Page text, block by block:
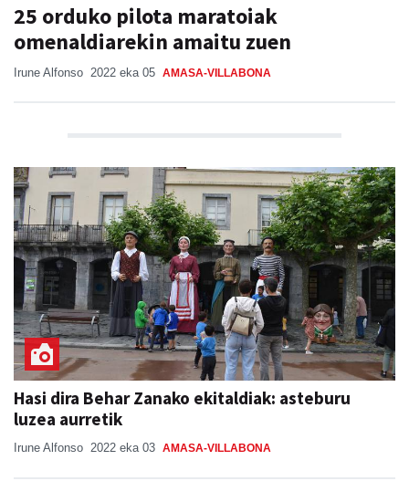
25 orduko pilota maratoiak
omenaldiarekin amaitu zuen
Irune Alfonso 2022 eka 05 AMASA-VILLABONA
Hasi dira Behar Zanako ekitaldiak: asteburu
luzea aurretik
Irune Alfonso 2022 eka 03 AMASA-VILLABONA